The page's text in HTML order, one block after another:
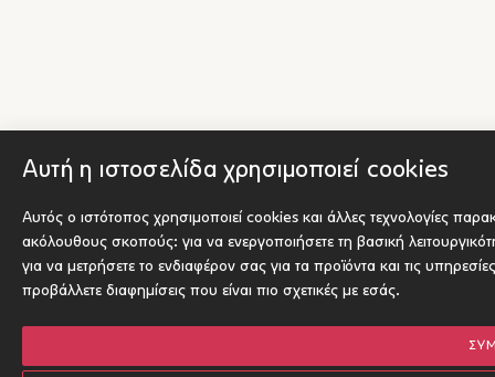
Αυτή η ιστοσελίδα χρησιμοποιεί cookies
Αυτός ο ιστότοπος χρησιμοποιεί cookies και άλλες τεχνολογίες
ακόλουθους σκοπούς: για να ενεργοποιήσετε τη βασική
για να μετρήσετε το ενδιαφέρον σας για τα προϊόντα και τις
προβάλλετε διαφημίσεις που είναι πιο σχετικές με εσάς.